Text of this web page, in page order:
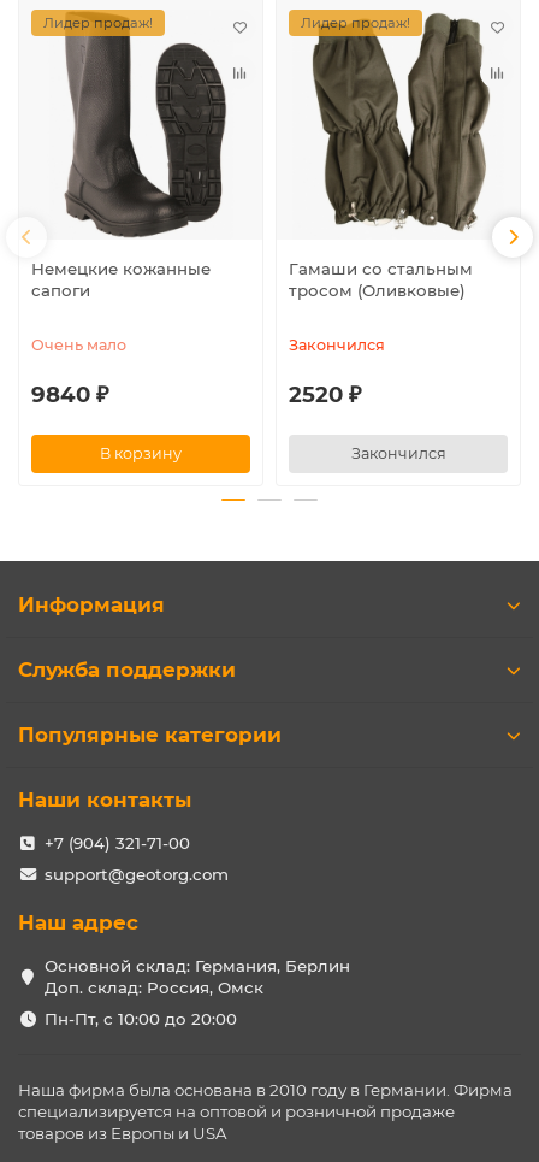
Лидер продаж!
Немецкие кожанные
сапоги
Очень мало
9840 ₽
В корзину
Лидер продаж!
Гамаши со стальным
тросом (Оливковые)
Закончился
2520 ₽
Закончился
Информация
Служба поддержки
Популярные категории
Наши контакты
+7 (904) 321-71-00
support@geotorg.com
Наш адрес
Основной склад: Германия, Берлин
Доп. склад: Россия, Омск
Пн-Пт, с 10:00 до 20:00
Наша фирма была основана в 2010 году в Германии. Фирма
специализируется на оптовой и розничной продаже
товаров из Европы и USA